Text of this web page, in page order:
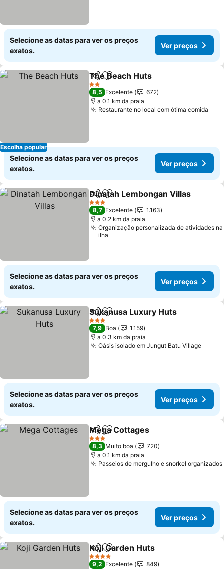
Selecione as datas para ver os preços
exatos.
Ver preços
Escolha popular
PartilharAdicionar aos favoritos
The Beach Huts
2 Estrelas
8,5 Excelente
672
a 0.1 km da praia
Restaurante no local com ótima comida
Selecione as datas para ver os preços
exatos.
Ver preços
PartilharAdicionar aos favoritos
Dinatah Lembongan Villas
3 Estrelas
8,7 Excelente
1.163
a 0.2 km da praia
Organização personalizada de atividades na
ilha
Selecione as datas para ver os preços
exatos.
Ver preços
PartilharAdicionar aos favoritos
Sukanusa Luxury Huts
3 Estrelas
7,9 Boa
1.159
a 0.3 km da praia
Oásis isolado em Jungut Batu VillageVer
Selecione as datas para ver os preços
exatos.
Ver preços
PartilharAdicionar aos favoritos
Mega Cottages
3 Estrelas
8,3 Muito boa
720
a 0.1 km da praia
Passeios de mergulho e snorkel organizados
Selecione as datas para ver os preços
exatos.
Ver preços
PartilharAdicionar aos favoritos
Koji Garden Huts
4 Estrelas
9,2 Excelente
849